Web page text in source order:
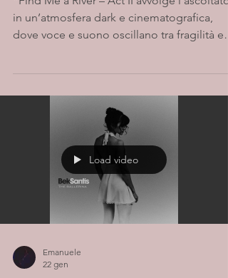
in un’atmosfera dark e cinematografica,
dove voce e suono oscillano tra fragilità e
Load video
Emanuele
22 gen